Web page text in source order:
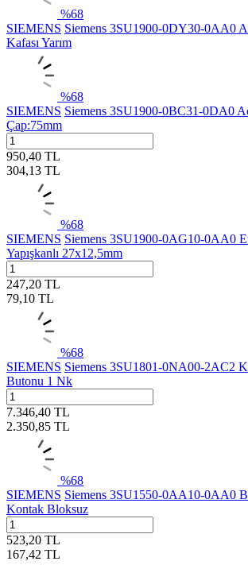
%68
SIEMENS Siemens 3SU1900-0DY30-0AA0
Kafası Yarım
%68
SIEMENS Siemens 3SU1900-0BC31-0DA0
Çap:75mm
950,40 TL
304,13 TL
%68
SIEMENS Siemens 3SU1900-0AG10-0AA0
Yapışkanlı 27x12,5mm
247,20 TL
79,10 TL
%68
SIEMENS Siemens 3SU1801-0NA00-2AC2
Butonu 1 Nk
7.346,40 TL
2.350,85 TL
%68
SIEMENS Siemens 3SU1550-0AA10-0AA0
Kontak Bloksuz
523,20 TL
167,42 TL